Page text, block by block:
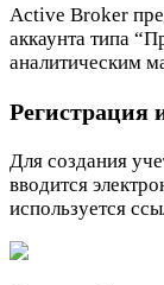
Active Broker
аккаунта типа
аналитическим
Регистрация
Для создания
вводится
используется